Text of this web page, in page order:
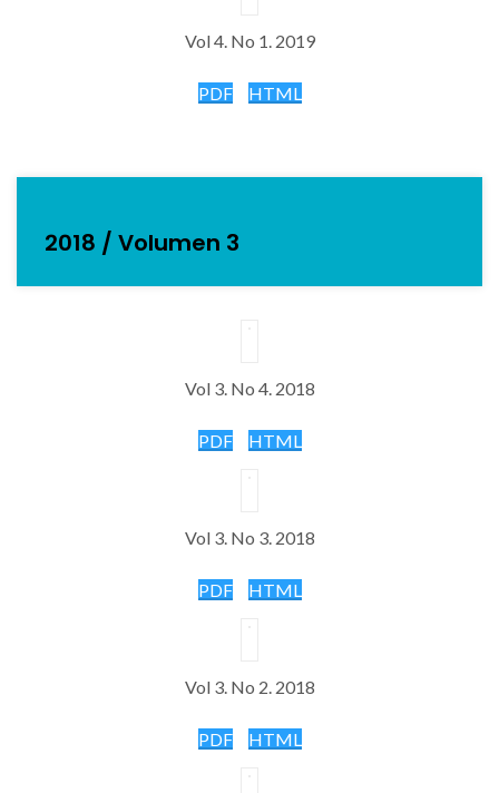
Vol 4. No 1. 2019
PDF HTML
2018 / Volumen 3
Vol 3. No 4. 2018
PDF HTML
Vol 3. No 3. 2018
PDF HTML
Vol 3. No 2. 2018
PDF HTML